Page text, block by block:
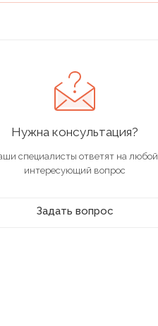
Нужна консультация?
специалисты ответят на любой
интересующий вопрос
Задать вопрос